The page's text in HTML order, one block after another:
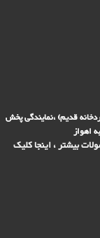
قدیم) ،نمایندگی پخش
اهواز
بیشتر ، اینجا کلیک